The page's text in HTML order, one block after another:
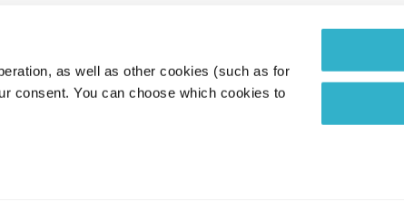
as well as other cookies (such as for
consent. You can choose which cookies to